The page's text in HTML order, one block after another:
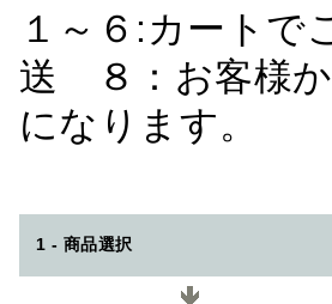
１～６:カート
送 ８：お客様
になります。
1 - 商品選択